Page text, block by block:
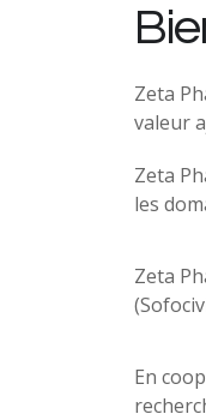
Zeta
valeur
Zeta
les
Zeta
En